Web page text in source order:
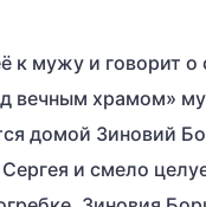
к мужу и говорит о
вечным храмом»
домой Зиновий
и смело